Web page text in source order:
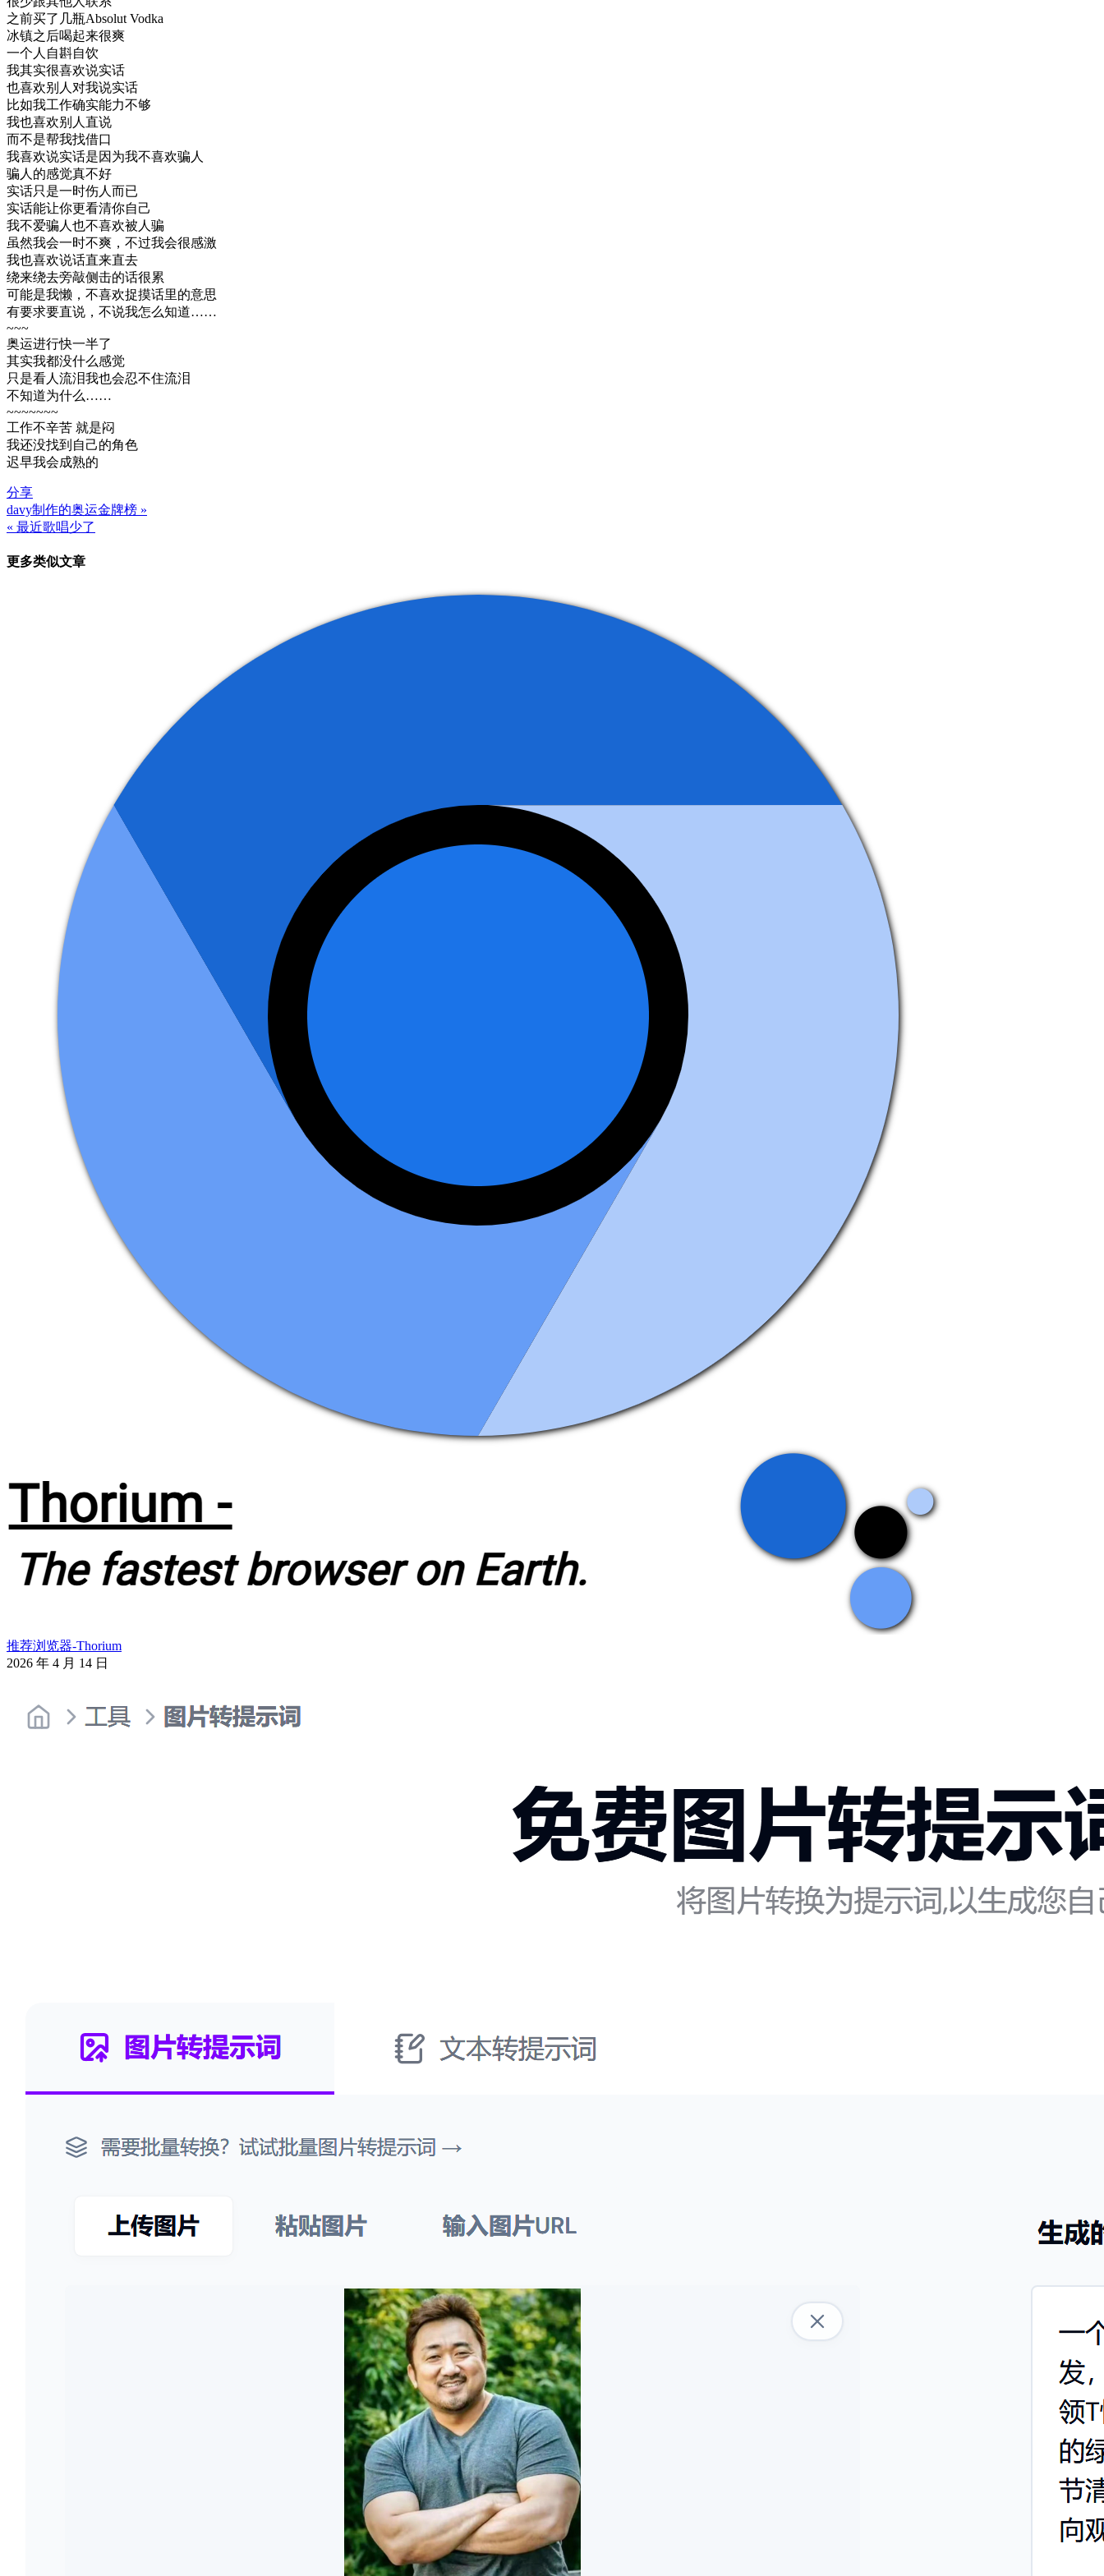
之前买了几瓶Absolut Vodka
冰镇之后喝起来很爽
一个人自斟自饮
我其实很喜欢说实话
也喜欢别人对我说实话
比如我工作确实能力不够
我也喜欢别人直说
而不是帮我找借口
我喜欢说实话是因为我不喜欢骗人
骗人的感觉真不好
实话只是一时伤人而已
实话能让你更看清你自己
我不爱骗人也不喜欢被人骗
虽然我会一时不爽，不过我会很感激
我也喜欢说话直来直去
绕来绕去旁敲侧击的话很累
可能是我懒，不喜欢捉摸话里的意思
有要求要直说，不说我怎么知道……
~~~
奥运进行快一半了
其实我都没什么感觉
只是看人流泪我也会忍不住流泪
不知道为什么……
~~~~~~~
工作不辛苦 就是闷
我还没找到自己的角色
迟早我会成熟的
分享
文
章
导
davy制作的奥运金牌榜 »
« 最近歌唱少了
更多类似文章
推荐浏览器-Thorium
2026 年 4 月 14 日